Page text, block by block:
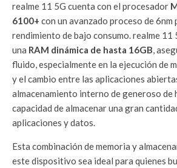
realme 11 5G cuenta con el procesador
6100+ con un avanzado proceso de 6nm
rendimiento de bajo consumo. realme 11
una RAM dinámica de hasta 16GB,
fluido, especialmente en la ejecución de
y el cambio entre las aplicaciones
almacenamiento interno de generoso de
capacidad de almacenar una gran
aplicaciones y datos.
Esta combinación de memoria y
este dispositivo sea ideal para quienes